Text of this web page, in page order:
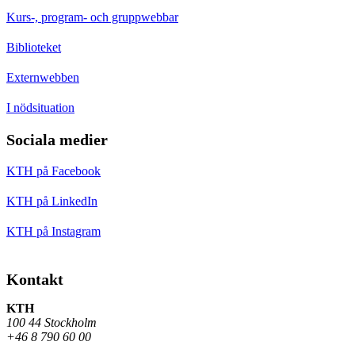
Kurs-, program- och gruppwebbar
Biblioteket
Externwebben
I nödsituation
Sociala medier
KTH på Facebook
KTH på LinkedIn
KTH på Instagram
Kontakt
KTH
100 44 Stockholm
+46 8 790 60 00